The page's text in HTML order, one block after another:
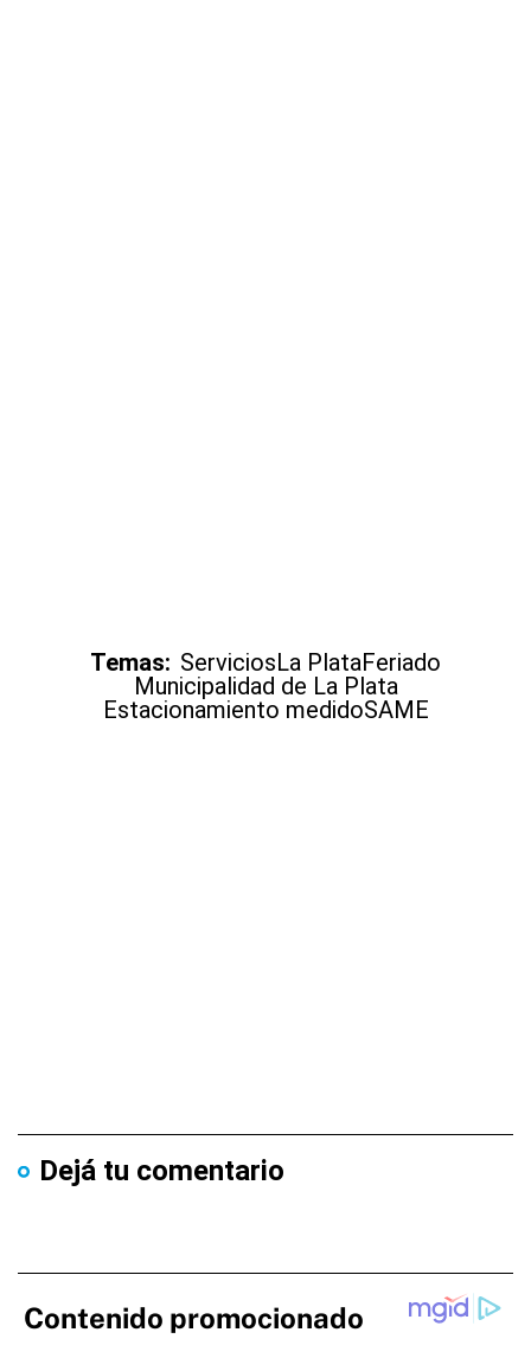
Temas: ServiciosLa PlataFeriado
Municipalidad de La Plata
Estacionamiento medidoSAME
Dejá tu comentario